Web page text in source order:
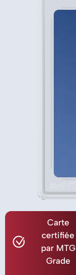
Carte
certifiée
par MTG
Grade